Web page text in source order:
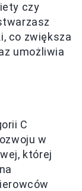
czy
co zwiększa
umożliwia
C
w
której